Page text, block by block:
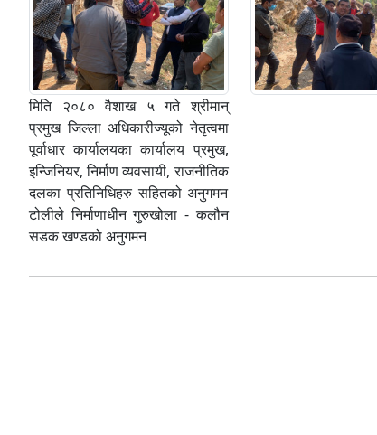
मिति २०८० वैशाख ५ गते श्रीमान्
प्रमुख जिल्ला अधिकारीज्यूको नेतृत्वमा
पूर्वाधार कार्यालयका कार्यालय प्रमुख,
इन्जिनियर, निर्माण व्यवसायी, राजनीतिक
दलका प्रतिनिधिहरु सहितको अनुगमन
टोलीले निर्माणाधीन गुरुखोला - कलौन
सडक खण्डको अनुगमन